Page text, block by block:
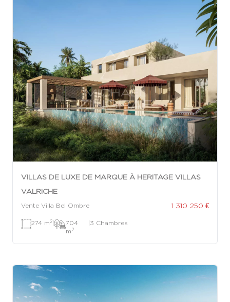
VILLAS DE LUXE DE MARQUE À HERITAGE VILLAS
VALRICHE
Vente Villa Bel Ombre 1 310 250 €
274 m 2|
704
m 2
|3 Chambres